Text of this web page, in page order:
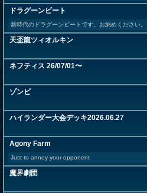
ドラグーンビート
新時代のドラグーンビートです。お納めください。
天盃龍ツィオルキン
ネフティス 26/07/01〜
ゾンビ
ハイランダー大会デッキ2026.06.27
Agony Farm
Just to annoy your opponent
魔界劇団